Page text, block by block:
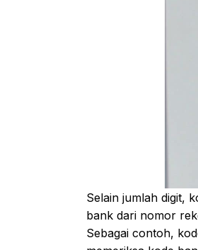
Selain jumlah digit,
bank dari nomor
Sebagai contoh,